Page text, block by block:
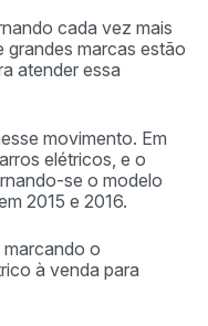
cada vez mais
grandes marcas estão
atender essa
movimento. Em
elétricos, e o
se o modelo
2015 e 2016.
o
à venda para